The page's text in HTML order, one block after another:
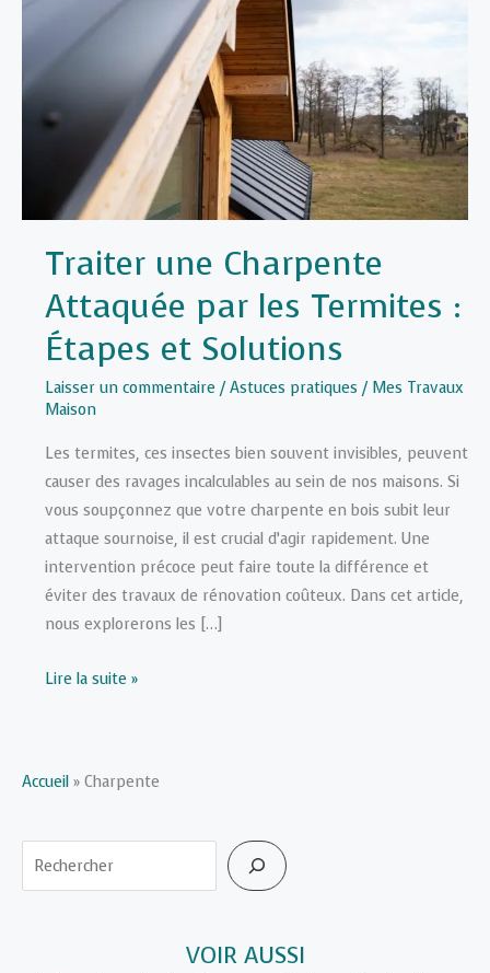
Traiter une Charpente
Attaquée par les Termites :
Étapes et Solutions
Laisser un commentaire /Astuces pratiques / Mes Travaux
Maison
Les termites, ces insectes bien souvent invisibles, peuvent
causer des ravages incalculables au sein de nos maisons. Si
vous soupçonnez que votre charpente en bois subit leur
attaque sournoise, il est crucial d’agir rapidement. Une
intervention précoce peut faire toute la différence et
éviter des travaux de rénovation coûteux. Dans cet article,
nous explorerons les […]
Traiter
par
Termites
:
Lire la suite »
Accueil » Charpente
Rechercher
VOIR AUSSI